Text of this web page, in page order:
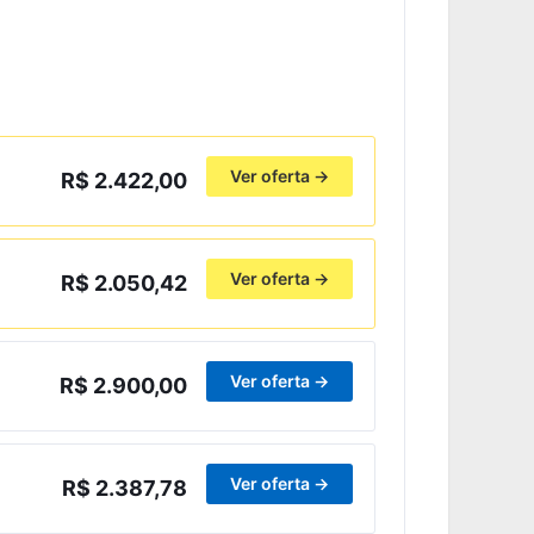
R$ 2.422,00 Ver oferta →
R$ 2.050,42 Ver oferta →
R$ 2.900,00 Ver oferta →
R$ 2.387,78 Ver oferta →